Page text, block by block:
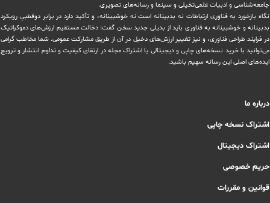
‏جامعه‌شناسی و ادبیات علمی‌تخیلی و سینما و رسانه‌های تصویری.
نگاه بازخورد به فناوری ارتباطات نه بدبینانه است نه خوشبینانه، و تأکید دارد ‏در برابر دوقطبیِ رویکرد
بدبینانه و خوشبینانه به فناوری باید از بدیلی جدید سخن گفت: دخالت مستقیم ارزش‌های دموکراتیک
در ‏فرایند طراحی فناوری، و نیز تغییر ارزش‌های دخيل در آن از طریق مشاركت عمومی. شما مخاطب گرامی
می‌توانید با خرید نسخه‌های چاپی و دیجیتالی یا ‏اشتراک مجله در ارتقای کیفیت و تداوم انتشار و ترویج
ایده‌های اصلی این رسانه سهیم باشید.
درباره ما
اشتراک نسخه چاپی
اشتراک دیجیتال
حریم خصوصی
قوانین و مقررات